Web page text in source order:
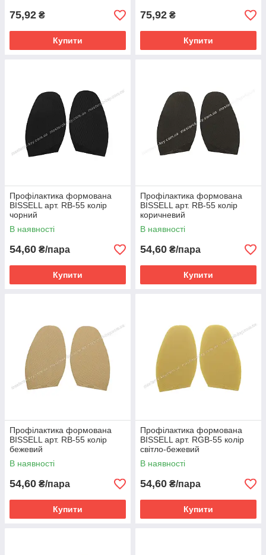
75,92 ₴
Купити
75,92 ₴
Купити
Профілактика формована
BISSELL арт. RB-55 колір
чорний
В наявності
54,60 ₴/пара
Купити
Профілактика формована
BISSELL арт. RB-55 колір
коричневий
В наявності
54,60 ₴/пара
Купити
Профілактика формована
BISSELL арт. RB-55 колір
бежевий
В наявності
54,60 ₴/пара
Купити
Профілактика формована
BISSELL арт. RGB-55 колір
світло-бежевий
В наявності
54,60 ₴/пара
Купити